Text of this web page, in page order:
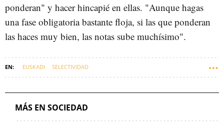
ponderan" y hacer hincapié en ellas. "Aunque hagas
una fase obligatoria bastante floja, si las que ponderan
las haces muy bien, las notas sube muchísimo".
EUSKADI SELECTIVIDAD
MÁS EN SOCIEDAD